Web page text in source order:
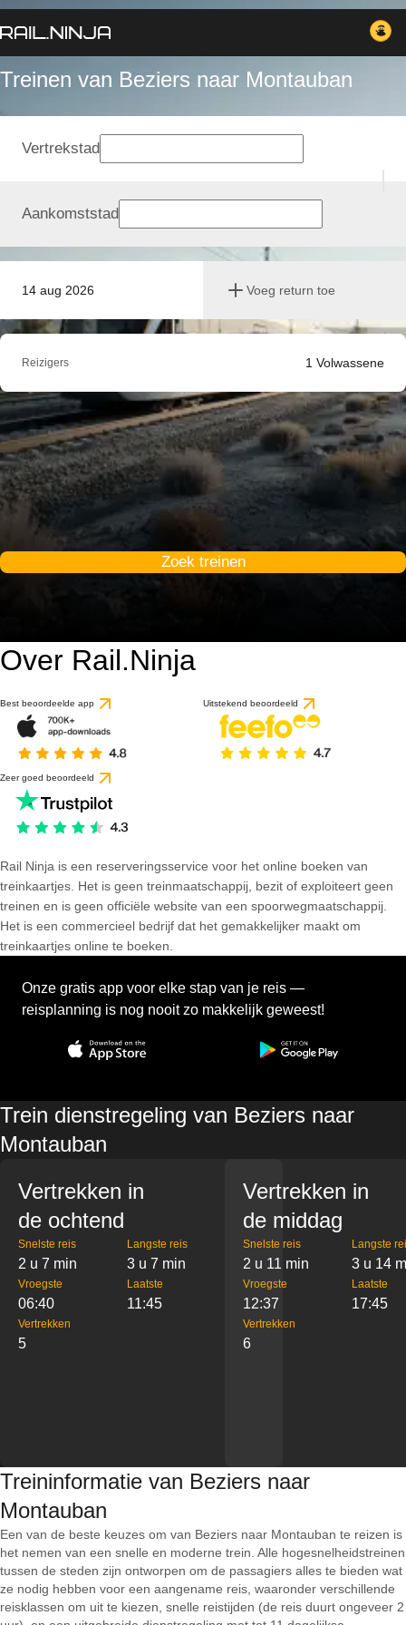
Treinen van Beziers naar Montauban
14 aug 2026 Voeg return toe
Vertrekstad
Aankomststad
Reizigers 1 Volwassene
Zoek treinen
Over Rail.Ninja
Best beoordeelde app Uitstekend beoordeeld
Zeer goed beoordeeld
Rail Ninja is een reserveringsservice voor het online boeken van
treinkaartjes. Het is geen treinmaatschappij, bezit of exploiteert geen
treinen en is geen officiële website van een spoorwegmaatschappij.
Het is een commercieel bedrijf dat het gemakkelijker maakt om
treinkaartjes online te boeken.
Onze gratis app voor elke stap van je reis —
reisplanning is nog nooit zo makkelijk geweest!
Trein dienstregeling van Beziers naar
Montauban
Vertrekken in
de ochtend
Snelste reis
2 u 7 min
Langste reis
3 u 7 min
Vroegste
06:40
Laatste
11:45
Vertrekken
5
Vertrekken in
de middag
Snelste reis
2 u 11 min
Langste
3 u 14
Vroegste
12:37
Laatste
17:45
Vertrekken
6
Treininformatie van Beziers naar
Montauban
Een van de beste keuzes om van Beziers naar Montauban te reizen is
het nemen van een snelle en moderne trein. Alle hogesnelheidstreinen
tussen de steden zijn ontworpen om de passagiers alles te bieden wat
ze nodig hebben voor een aangename reis, waaronder verschillende
reisklassen om uit te kiezen, snelle reistijden (de reis duurt ongeveer 2